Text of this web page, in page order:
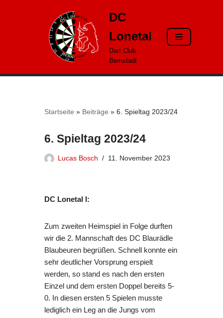
DC
Lonetal
Dart Club
Bernstadt
Startseite » Beiträge » 6. Spieltag 2023/24
6. Spieltag 2023/24
Lucas Bosch 11. November 2023
DC Lonetal I:
Zum zweiten Heimspiel in Folge durften
wir die 2. Mannschaft des DC Blaurädle
Blaubeuren begrüßen. Schnell konnte ein
sehr deutlicher Vorsprung erspielt
werden, so stand es nach den ersten
Einzel und dem ersten Doppel bereits 5-
0. In diesen ersten 5 Spielen musste
lediglich ein Leg an die Jungs vom